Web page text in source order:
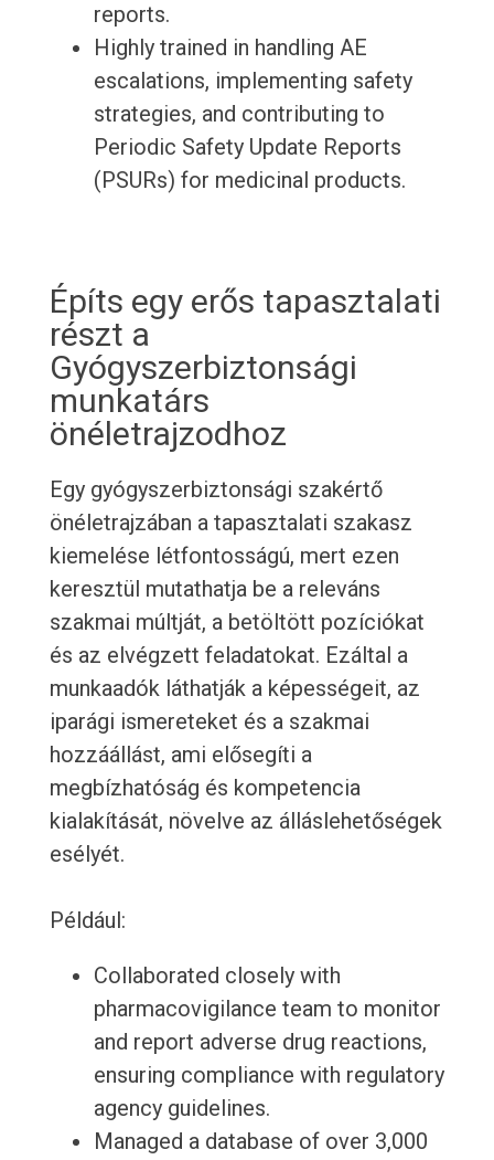
reports.
Highly trained in handling AE
escalations, implementing safety
strategies, and contributing to
Periodic Safety Update Reports
(PSURs) for medicinal products.
Építs egy erős tapasztalati
részt a
Gyógyszerbiztonsági
munkatárs
önéletrajzodhoz
Egy gyógyszerbiztonsági szakértő
önéletrajzában a tapasztalati szakasz
kiemelése létfontosságú, mert ezen
keresztül mutathatja be a releváns
szakmai múltját, a betöltött pozíciókat
és az elvégzett feladatokat. Ezáltal a
munkaadók láthatják a képességeit, az
iparági ismereteket és a szakmai
hozzáállást, ami elősegíti a
megbízhatóság és kompetencia
kialakítását, növelve az álláslehetőségek
esélyét.
Például:
Collaborated closely with
pharmacovigilance team to monitor
and report adverse drug reactions,
ensuring compliance with regulatory
agency guidelines.
Managed a database of over 3,000